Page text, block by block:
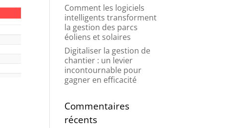
Comment les logiciels
intelligents transforment
la gestion des parcs
éoliens et solaires
Digitaliser la gestion de
chantier : un levier
incontournable pour
gagner en efficacité
Commentaires
récents